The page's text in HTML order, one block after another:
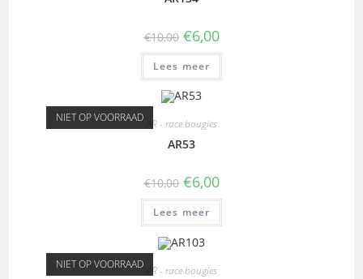
€10,00 €6,00
Lees meer
NIET OP VOORRAAD AR - race bougies
AR53
€10,00 €6,00
Lees meer
NIET OP VOORRAAD AR - race bougies